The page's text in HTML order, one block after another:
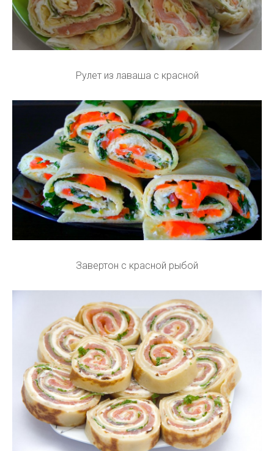
Рулет из лаваша с красной
Завертон с красной рыбой